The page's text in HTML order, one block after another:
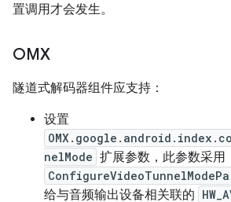
置调用才会发生。
OMX
隧道式解码器组件应支持：
设置
nelMode 扩展参数，此参数采用
给与音频输出设备相关联的